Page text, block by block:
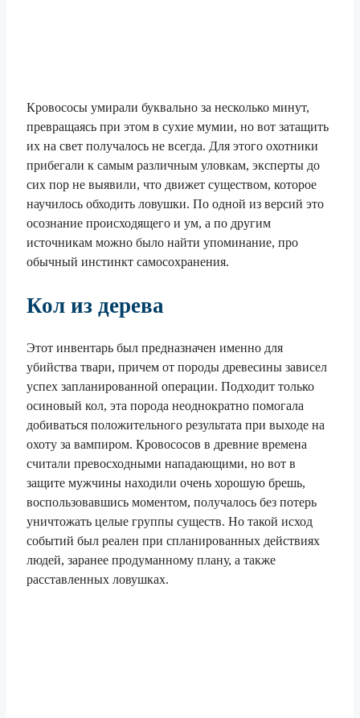
Кровососы умирали буквально за несколько минут,
превращаясь при этом в сухие мумии, но вот затащить
их на свет получалось не всегда. Для этого охотники
прибегали к самым различным уловкам, эксперты до
сих пор не выявили, что движет существом, которое
научилось обходить ловушки. По одной из версий это
осознание происходящего и ум, а по другим
источникам можно было найти упоминание, про
обычный инстинкт самосохранения.
Кол из дерева
Этот инвентарь был предназначен именно для
убийства твари, причем от породы древесины зависел
успех запланированной операции. Подходит только
осиновый кол, эта порода неоднократно помогала
добиваться положительного результата при выходе на
охоту за вампиром. Кровососов в древние времена
считали превосходными нападающими, но вот в
защите мужчины находили очень хорошую брешь,
воспользовавшись моментом, получалось без потерь
уничтожать целые группы существ. Но такой исход
событий был реален при спланированных действиях
людей, заранее продуманному плану, а также
расставленных ловушках.